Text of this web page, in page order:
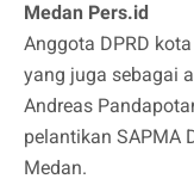
Medan Pers.id
Anggota DPRD
yang juga sebagai
Andreas
pelantikan SAPMA
Medan.